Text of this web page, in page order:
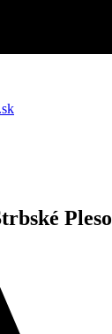
Pleso